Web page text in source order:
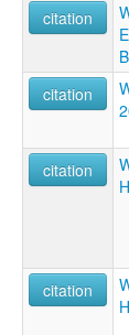
citation
citation
citation
citation